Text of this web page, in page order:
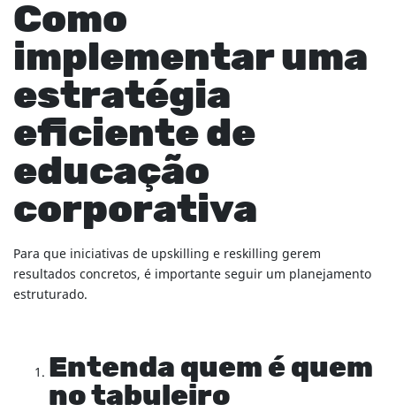
Como
implementar uma
estratégia
eficiente de
educação
corporativa
Para que iniciativas de upskilling e reskilling gerem
resultados concretos, é importante seguir um planejamento
estruturado.
Entenda quem é quem
no tabuleiro